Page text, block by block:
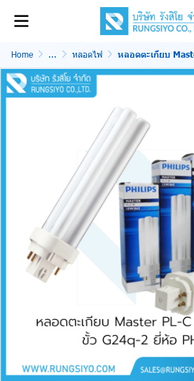
Home ... หลอดไฟ หลอดตะเกียบ Master PL-